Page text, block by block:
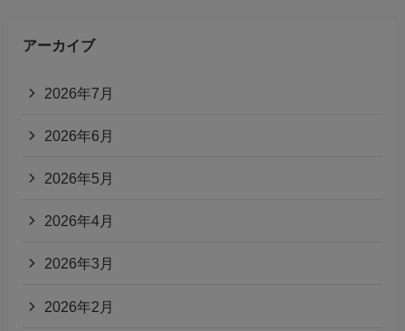
アーカイブ
2026年7月
2026年6月
2026年5月
2026年4月
2026年3月
2026年2月